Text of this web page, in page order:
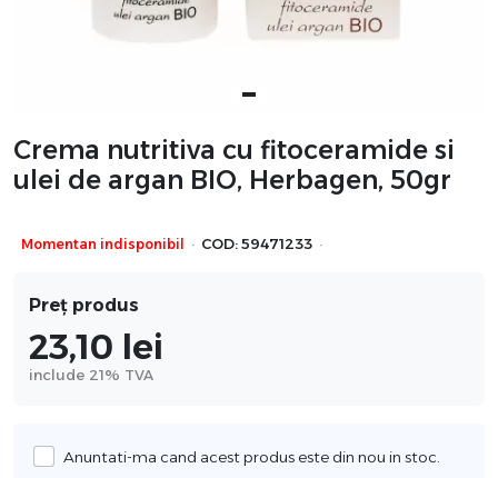
Crema nutritiva cu fitoceramide si
ulei de argan BIO, Herbagen, 50gr
Momentan indisponibil · COD: 59471233 ·
Preț produs
23,10 lei
include 21% TVA
Anuntati-ma cand acest produs este din nou in stoc.